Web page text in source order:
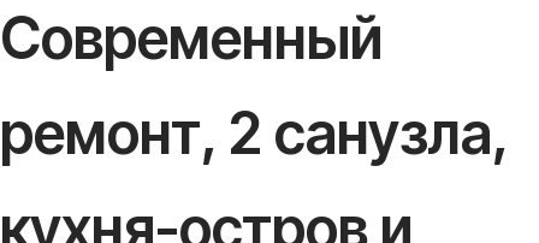
Современный
ремонт, 2 санузла,
кухня-остров и